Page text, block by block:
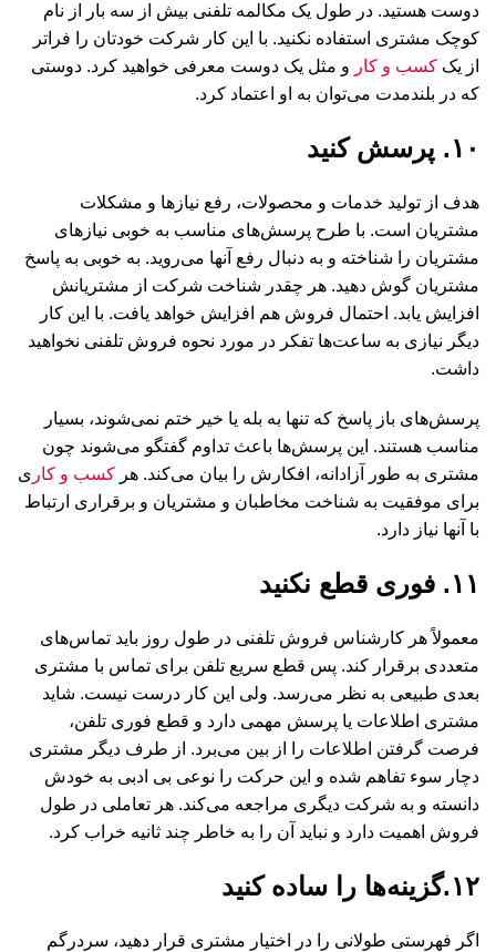
دوست هستید. در طول یک مکالمه تلفنی بیش از سه بار از نام
کوچک مشتری استفاده نکنید. با این کار شرکت خودتان را فراتر
از یک کسب و کار و مثل یک دوست معرفی خواهید کرد. دوستی
که در بلندمدت می‌توان به او اعتماد کرد.
۱۰. پرسش کنید
هدف از تولید خدمات و محصولات، رفع نیازها و مشکلات
مشتریان است. با طرح پرسش‌های مناسب به خوبی نیازهای
مشتریان را شناخته و به دنبال رفع آنها می‌روید. به خوبی به پاسخ
مشتریان گوش دهید. هر چقدر شناخت شرکت از مشتریانش
افزایش یابد. احتمال فروش هم افزایش خواهد یافت. با این کار
دیگر نیازی به ساعت‌ها تفکر در مورد نحوه فروش تلفنی نخواهید
داشت.
پرسش‌های باز پاسخ که تنها به بله یا خیر ختم نمی‌شوند، بسیار
مناسب هستند. این پرسش‌ها باعث تداوم گفتگو می‌شوند چون
مشتری به طور آزادانه، افکارش را بیان می‌کند. هر کسب و کار ی
برای موفقیت به شناخت مخاطبان و مشتریان و برقراری ارتباط
با آنها نیاز دارد.
۱۱. فوری قطع نکنید
معمولاً هر کارشناس فروش تلفنی در طول روز باید تماس‌های
متعددی برقرار کند. پس قطع سریع تلفن برای تماس با مشتری
بعدی طبیعی به نظر می‌رسد. ولی این کار درست نیست. شاید
مشتری اطلاعات یا پرسش مهمی ‌دارد و قطع فوری تلفن،
فرصت گرفتن اطلاعات را از بین می‌برد. از طرف دیگر مشتری
دچار سوء تفاهم شده و این حرکت را نوعی بی ادبی به خودش
دانسته و به شرکت دیگری مراجعه می‌کند. هر تعاملی در طول
فروش اهمیت دارد و نباید آن را به خاطر چند ثانیه خراب کرد.
۱۲.گزینه‌ها را ساده کنید
اگر فهرستی طولانی را در اختیار مشتری قرار دهید، سردرگم